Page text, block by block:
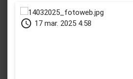
schedule 17 mar. 2025 4:58